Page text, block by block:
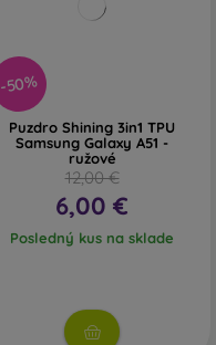
-50%
Puzdro Shining 3in1 TPU
Samsung Galaxy A51 -
ružové
12,00 €
6,00 €
Posledný kus na sklade